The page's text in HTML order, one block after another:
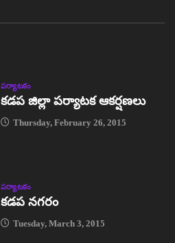
పర్యాటకం
కడప జిల్లా పర్యాటక ఆకర్షణలు
Thursday, February 26, 2015
పర్యాటకం
కడప నగరం
Tuesday, March 3, 2015